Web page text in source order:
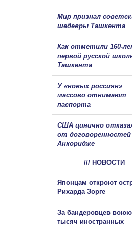
Мир признал
шедевры Ташкента
Как отметили 160-
первой русской
Ташкента
У «новых россиян»
массово отнимают
паспорта
США цинично
от договоренностей
Анкоридже
/// НОВОСТИ
Японцам откроют
Рихарда Зорге
За бандеровцев
тысяч иностранных